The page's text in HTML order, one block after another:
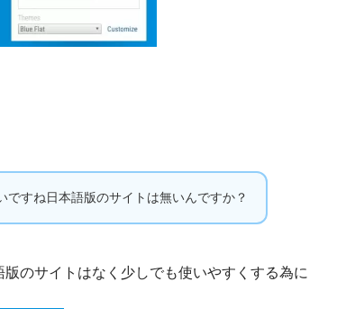
ですね日本語版のサイトは無いんですか？
のサイトはなく少しでも使いやすくする為に